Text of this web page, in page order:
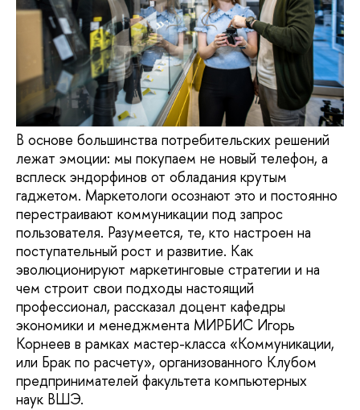
В основе большинства потребительских решений
лежат эмоции: мы покупаем не новый телефон, а
всплеск эндорфинов от обладания крутым
гаджетом. Маркетологи осознают это и постоянно
перестраивают коммуникации под запрос
пользователя. Разумеется, те, кто настроен на
поступательный рост и развитие. Как
эволюционируют маркетинговые стратегии и на
чем строит свои подходы настоящий
профессионал, рассказал доцент кафедры
экономики и менеджмента МИРБИС Игорь
Корнеев в рамках мастер-класса «Коммуникации,
или Брак по расчету», организованного Клубом
предпринимателей факультета компьютерных
наук ВШЭ.